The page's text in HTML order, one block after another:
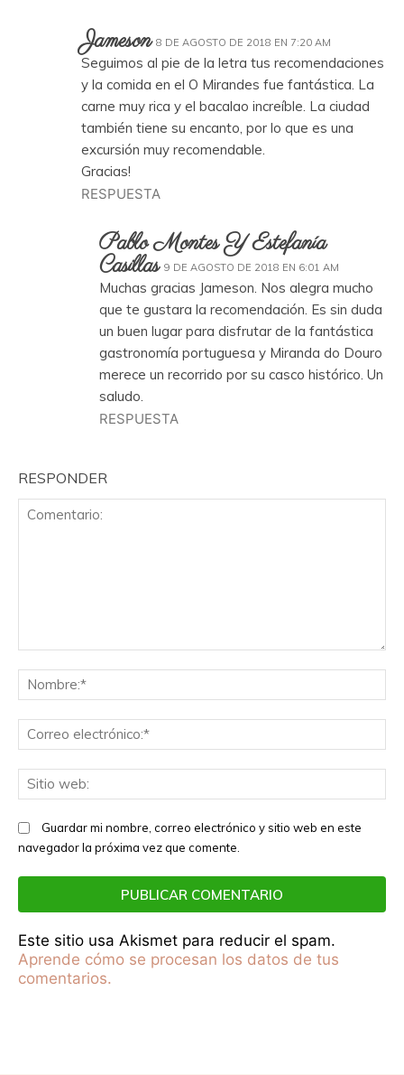
Jameson 8 DE AGOSTO DE 2018 EN 7:20 AM
Seguimos al pie de la letra tus recomendaciones
y la comida en el O Mirandes fue fantástica. La
carne muy rica y el bacalao increíble. La ciudad
también tiene su encanto, por lo que es una
excursión muy recomendable.
Gracias!
RESPUESTA
Pablo Montes Y Estefanía
Casillas 9 DE AGOSTO DE 2018 EN 6:01 AM
Muchas gracias Jameson. Nos alegra mucho
que te gustara la recomendación. Es sin duda
un buen lugar para disfrutar de la fantástica
gastronomía portuguesa y Miranda do Douro
merece un recorrido por su casco histórico. Un
saludo.
RESPUESTA
RESPONDER
Guardar mi nombre, correo electrónico y sitio web en este
navegador la próxima vez que comente.
Este sitio usa Akismet para reducir el spam.
Aprende cómo se procesan los datos de tus
comentarios.